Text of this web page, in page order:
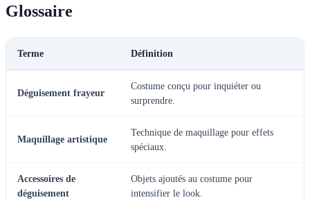
Glossaire
Terme Définition
Déguisement frayeur
Costume conçu pour inquiéter ou
surprendre.
Maquillage artistique
Technique de maquillage pour effets
spéciaux.
Accessoires de
déguisement
Objets ajoutés au costume pour
intensifier le look.